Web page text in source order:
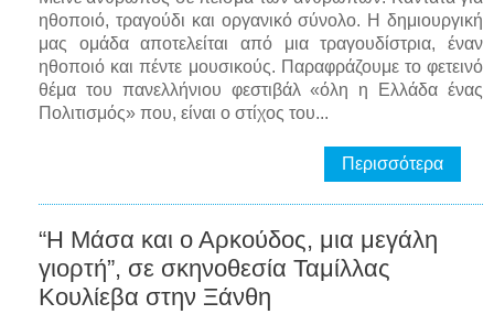
ηθοποιό, τραγούδι και οργανικό σύνολο. Η δημιουργική
μας ομάδα αποτελείται από μια τραγουδίστρια, έναν
ηθοποιό και πέντε μουσικούς. Παραφράζουμε το φετεινό
θέμα του πανελλήνιου φεστιβάλ «όλη η Ελλάδα ένας
Πολιτισμός» που, είναι ο στίχος του...
Περισσότερα
“Η Μάσα και ο Αρκούδος, μια μεγάλη
γιορτή”, σε σκηνοθεσία Ταμίλλας
Κουλίεβα στην Ξάνθη